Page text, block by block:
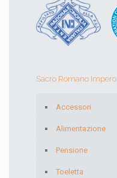
Sacro Romano Impero
Accessori
Alimentazione
Pensione
Toeletta